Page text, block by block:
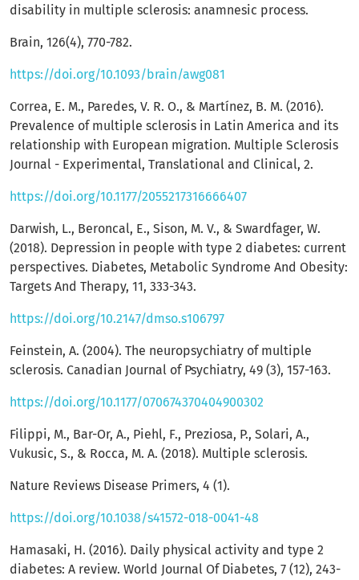
disability in multiple sclerosis: anamnesic process.
Brain, 126(4), 770-782.
https://doi.org/10.1093/brain/awg081
Correa, E. M., Paredes, V. R. O., & Martínez, B. M. (2016).
Prevalence of multiple sclerosis in Latin America and its
relationship with European migration. Multiple Sclerosis
Journal - Experimental, Translational and Clinical, 2.
https://doi.org/10.1177/2055217316666407
Darwish, L., Beroncal, E., Sison, M. V., & Swardfager, W.
(2018). Depression in people with type 2 diabetes: current
perspectives. Diabetes, Metabolic Syndrome And Obesity:
Targets And Therapy, 11, 333-343.
https://doi.org/10.2147/dmso.s106797
Feinstein, A. (2004). The neuropsychiatry of multiple
sclerosis. Canadian Journal of Psychiatry, 49 (3), 157-163.
https://doi.org/10.1177/070674370404900302
Filippi, M., Bar-Or, A., Piehl, F., Preziosa, P., Solari, A.,
Vukusic, S., & Rocca, M. A. (2018). Multiple sclerosis.
Nature Reviews Disease Primers, 4 (1).
https://doi.org/10.1038/s41572-018-0041-48
Hamasaki, H. (2016). Daily physical activity and type 2
diabetes: A review. World Journal Of Diabetes, 7 (12), 243-